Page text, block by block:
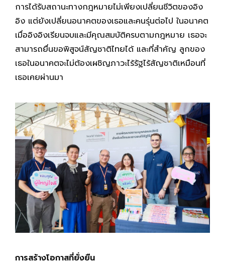
การได้รับสถานะทางกฎหมายไม่เพียงเปลี่ยนชีวิตของอิง
อิง แต่ยังเปลี่ยนอนาคตของเธอและคนรุ่นต่อไป ในอนาคต
เมื่ออิงอิงเรียนจบและมีคุณสมบัติครบตามกฎหมาย เธอจะ
สามารถยื่นขอพิสูจน์สัญชาติไทยได้ และที่สำคัญ ลูกของ
เธอในอนาคตจะไม่ต้องเผชิญภาวะไร้รัฐไร้สัญชาติเหมือนที่
เธอเคยผ่านมา
การสร้างโอกาสที่ยั่งยืน